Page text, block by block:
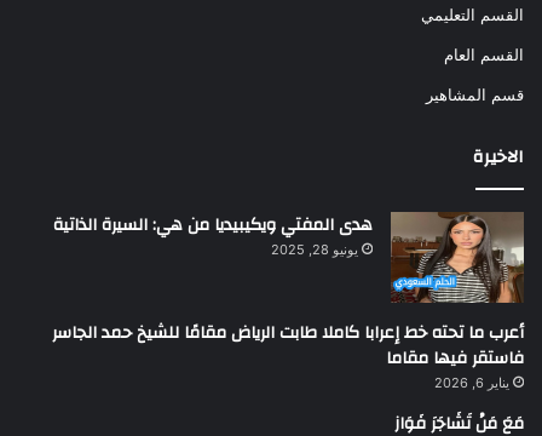
القسم التعليمي
القسم العام
قسم المشاهير
الاخيرة
هدى المفتي ويكيبيديا من هي: السيرة الذاتية
يونيو 28, 2025
أعرب ما تحته خط إعرابا كاملا طابت الرياض مقامًا للشيخ حمد الجاسر
فاستقر فيها مقاما
يناير 6, 2026
مَعَ مَنْ تَشَاجَرَ فَوَاز